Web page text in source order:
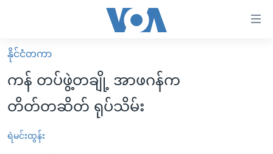
လွယ်ကူ
စေ
သည့်
များ
မူလစာမျက်နှာ
မြန်မာ
ကမ္ဘာ့သတင်းများ
နိုင်ငံတကာ
ဗွီဒီယို
နိုင်ငံတကာ
ကန် တပ်ဖွဲ့တချို့ အာဖဂန်က
တိတ်တဆိတ် ရုပ်သိမ်း
ရဲမင်းထွန်း